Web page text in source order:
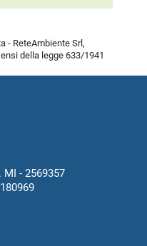
- ReteAmbiente Srl,
della legge 633/1941
- 2569357